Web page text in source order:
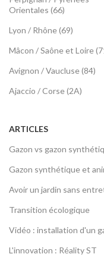
Orientales (66)
Lyon / Rhône (69)
Mâcon / Saône et Loire
Avignon / Vaucluse (84)
Ajaccio / Corse (2A)
ARTICLES
Gazon vs gazon
Gazon synthétique et
Avoir un jardin sans
Transition écologique
Vidéo : installation d'un
L'innovation : Réality ST